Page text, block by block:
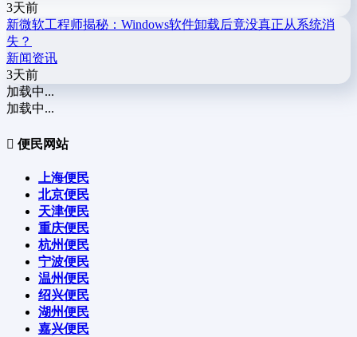
3天前
新微软工程师揭秘：Windows软件卸载后竟没真正从系统消
失？
新闻资讯
3天前
加载中...
加载中...
便民网站
上海便民
北京便民
天津便民
重庆便民
杭州便民
宁波便民
温州便民
绍兴便民
湖州便民
嘉兴便民